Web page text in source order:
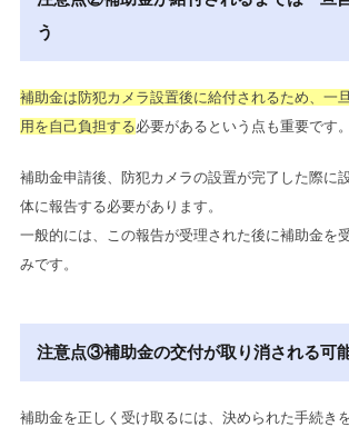
う
補助金は防犯カメラ設置後に給付されるため、一
用を自己負担する必要があるという点も重要です。
補助金申請後、防犯カメラの設置が完了した際に
体に報告する必要があります。
一般的には、この報告が受理された後に補助金を
みです。
注意点③補助金の交付が取り消される可
補助金を正しく受け取るには、決められた手続き